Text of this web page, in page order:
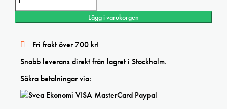
Lägg i varukorgen
Fri frakt över 700 kr!
Snabb leverans direkt från lagret i Stockholm.
Säkra betalningar via: